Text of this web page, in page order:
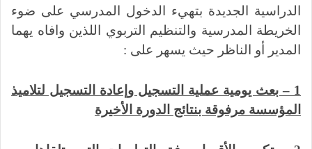
الدراسية الجديدة بتهيء الدخول المدرسي على ضوء
الخريطة المدرسية والتنظيم التربوي اللذين وافاه يهما
المدير أو الناظر حيث يسهر على :
1 – بعث يومية عملية التسجيل وإعادة التسجيل لتلاميذ
المؤسسة مرفوقة بنتائج الدورة الأخيرة